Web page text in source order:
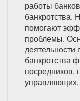
работы
банкротства.
помогают
проблемы.
деятельности
банкротства
посредников,
управляющих.